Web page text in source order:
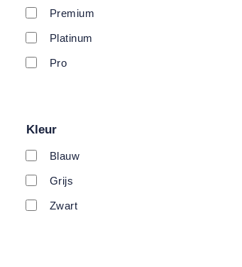
Premium
Platinum
Pro
Kleur
Blauw
Grijs
Zwart